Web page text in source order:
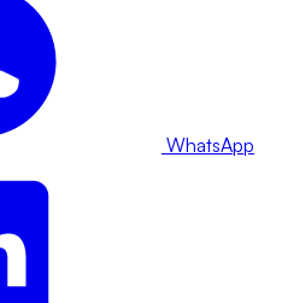
WhatsApp